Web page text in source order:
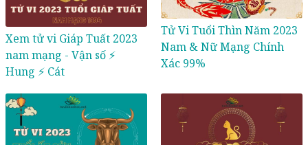
Xem tử vi Giáp Tuất 2023
nam mạng - Vận số ⚡
Hung ⚡ Cát
Tử Vi Tuổi Thìn Năm 2023
Nam & Nữ Mạng Chính
Xác 99%